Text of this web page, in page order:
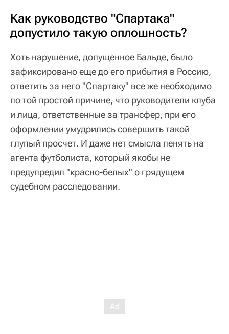
Как руководство "Спартака"
допустило такую оплошность?
Хоть нарушение, допущенное Бальде, было
зафиксировано еще до его прибытия в Россию,
ответить за него "Спартаку" все же необходимо
по той простой причине, что руководители клуба
и лица, ответственные за трансфер, при его
оформлении умудрились совершить такой
глупый просчет. И даже нет смысла пенять на
агента футболиста, который якобы не
предупредил "красно-белых" о грядущем
судебном расследовании.